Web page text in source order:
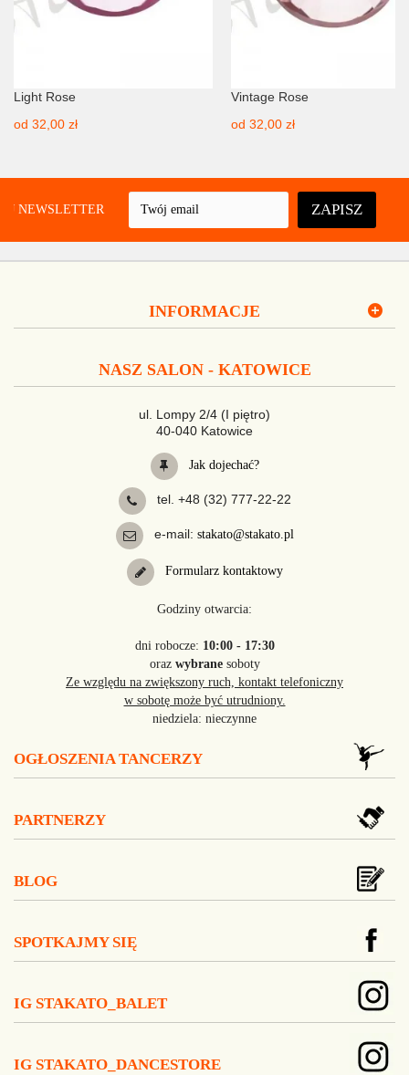
Light Rose
od 32,00 zł
Vintage Rose
od 32,00 zł
NEWSLETTER ZAPISZ
INFORMACJE
NASZ SALON - KATOWICE
ul. Lompy 2/4 (I piętro)
40-040 Katowice
Jak dojechać?
tel. +48 (32) 777-22-22
e-mail: stakato@stakato.pl
Formularz kontaktowy
Godziny otwarcia:
dni robocze: 10:00 - 17:30
oraz wybranesoboty
Ze względu na zwiększony ruch, kontakt telefoniczny
w sobotę może być utrudniony.
niedziela: nieczynne
OGŁOSZENIA TANCERZY
PARTNERZY
BLOG
SPOTKAJMY SIĘ
IG STAKATO_BALET
IG STAKATO_DANCESTORE